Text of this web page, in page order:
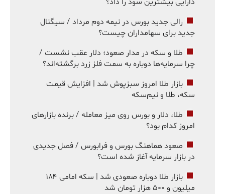
رالی جدید بورس در نیمه دوم مرداد / سیگنال
جدید برای سهامداران چیست؟
طلا و سکه در مدار صعود؛ دلار عقب نشست /
چرا سرمایه‌ها دوباره به سمت فلز زرد برگشته‌اند؟
بازار طلا امروز سبزپوش شد | افزایش قیمت
سکه، طلا و نیم‌سکه
طلا، دلار و بورس روی میز معامله / برنده بازارهای
امروز کدام بود؟
صعود هماهنگ بورس و فرابورس / فصل جدیدی
در بازار سرمایه آغاز شده است؟
بازار طلا دوباره صعودی شد | سکه امامی ۱۸۴
میلیون و ۵۰۰ هزار تومان شد